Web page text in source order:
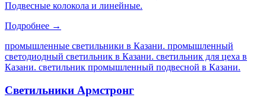
Подвесные колокола и линейные.
Подробнее →
промышленные светильники в Казани. промышленный
светодиодный светильник в Казани. светильник для цеха в
Казани. светильник промышленный подвесной в Казани.
Светильники Армстронг